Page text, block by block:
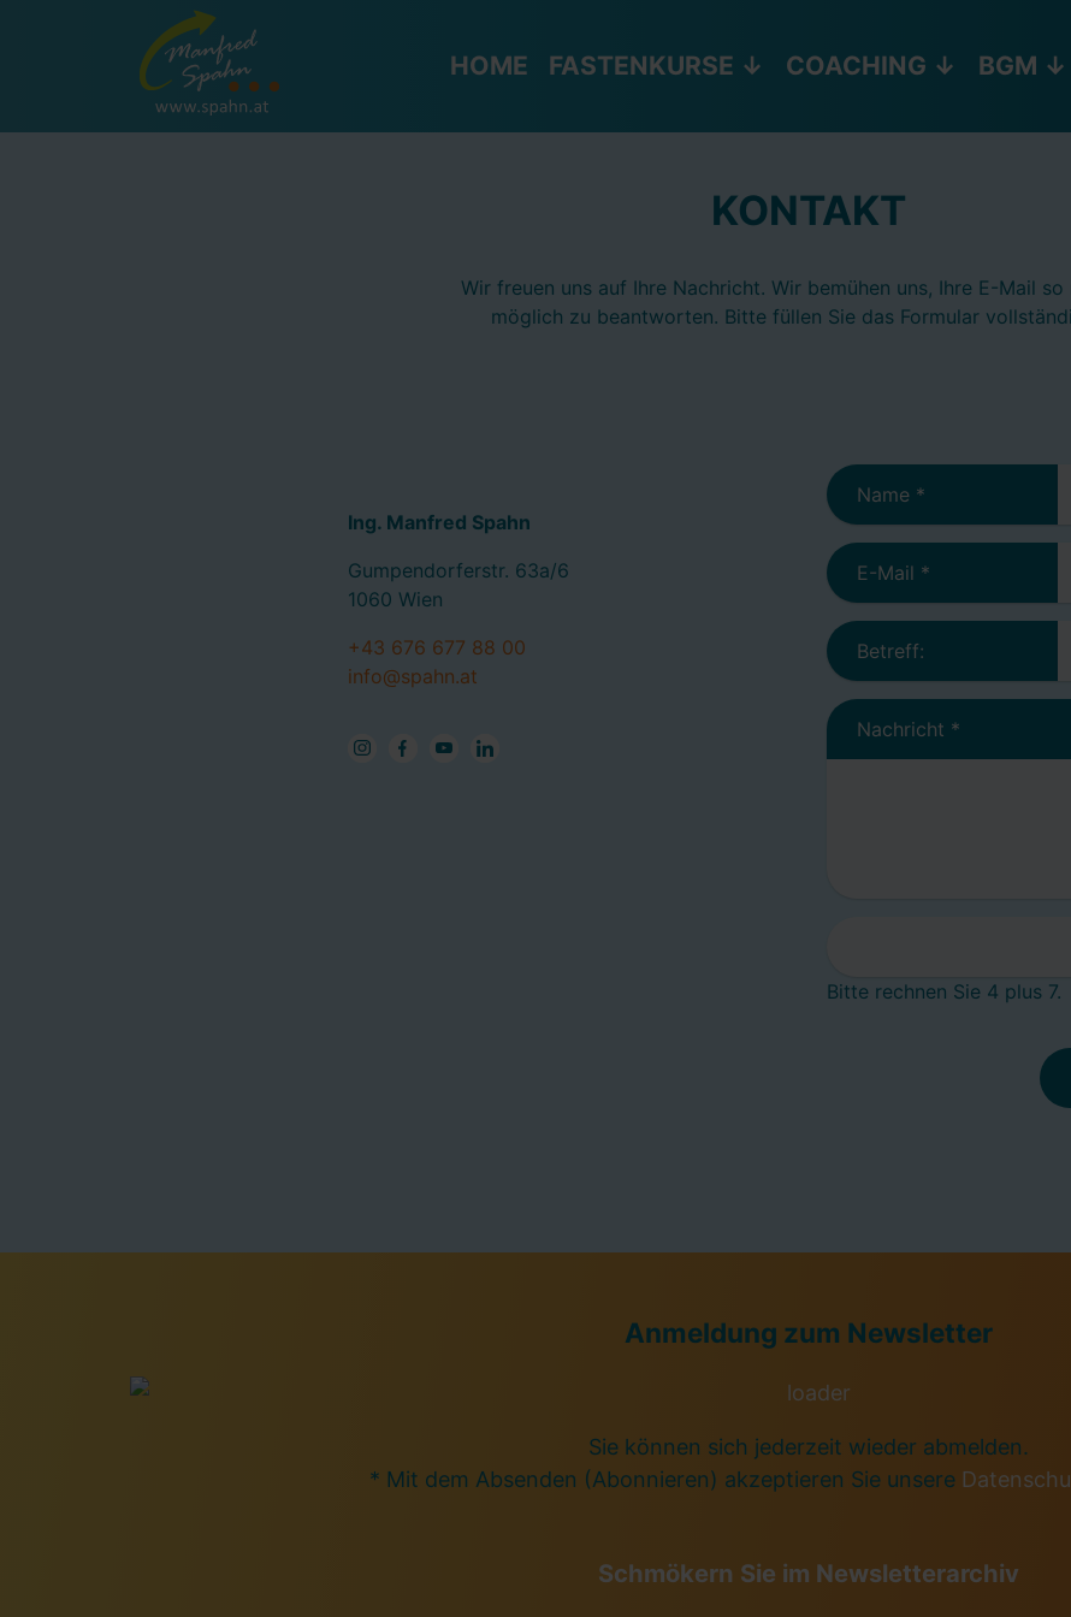
HOME FASTENKURSE COACHING BGM
HOME
KONTAKT
Wir freuen uns auf Ihre Nachricht. Wir bemühen uns, Ihre E-Mail
möglich zu beantworten. Bitte füllen Sie das Formular
Ing. Manfred Spahn
Gumpendorferstr. 63a/6
1060 Wien
+43 676 677 88 00
info@spahn.at
Name *
E-Mail *
Betreff:
Nachricht *
Bitte rechnen Sie 4 plus 7.
Anmeldung zum Newsletter
Sie können sich jederzeit wieder abmelden.
* Mit dem Absenden (Abonnieren) akzeptieren Sie unsere
Schmökern Sie im Newsletterarchiv